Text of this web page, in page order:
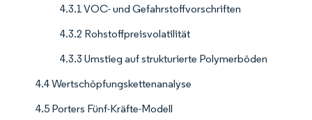
4.3.1 VOC- und Gefahrstoffvorschriften
4.3.2 Rohstoffpreisvolatilität
4.3.3 Umstieg auf strukturierte Polymerböden
4.4 Wertschöpfungskettenanalyse
4.5 Porters Fünf-Kräfte-Modell